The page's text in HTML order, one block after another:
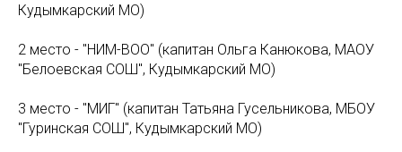
Кудымкарский МО)
2 место - "НИМ-ВОО" (капитан Ольга Канюкова, МАОУ
"Белоевская СОШ", Кудымкарский МО)
3 место - "МИГ" (капитан Татьяна Гусельникова, МБОУ
"Гуринская СОШ", Кудымкарский МО)